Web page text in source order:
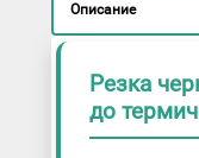
Описание
Резка
до